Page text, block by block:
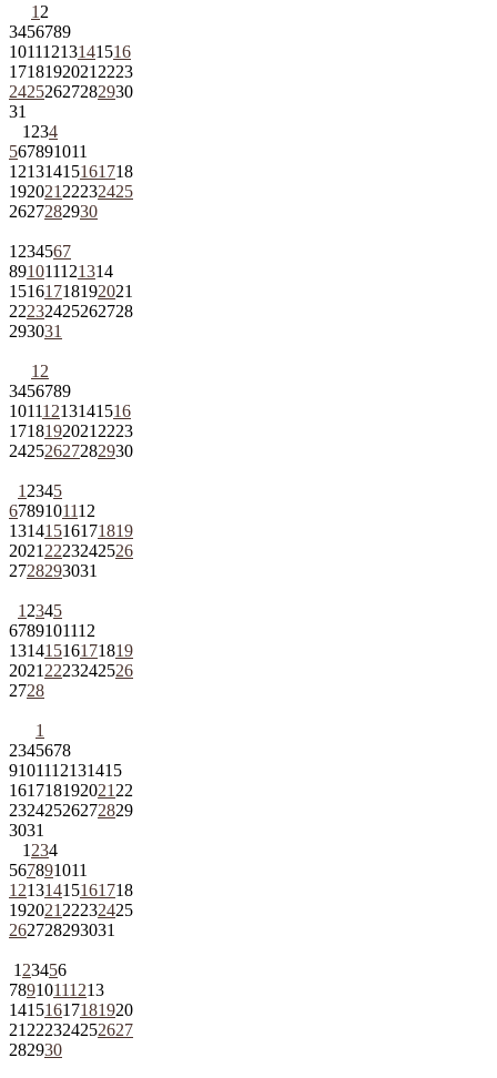
1 2
3456789
10111213141516
1718192021 2223
24252627282930
31
1 234
567891011
12131415161718
192021 22232425
2627282930
1 234567
891011121314
15161718192021
22232425262728
293031
1 2
3456789
10111213141516
1718192021 2223
24252627282930
1 2345
6789101112
13141516171819
2021 2223242526
2728293031
1 2345
6789101112
13141516171819
2021 2223242526
2728
1
2345678
9101112131415
161718192021 22
23242526272829
3031
1 234
567891011
12131415161718
192021 22232425
262728293031
1 23456
78910111213
14151617181920
21 222324252627
282930